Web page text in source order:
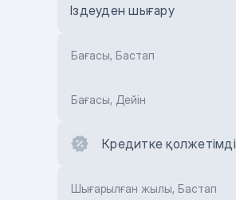
Іздеуден шығару
Бағасы, Бастап
Бағасы, Дейін
Кредитке қолжетімді
Шығарылған жылы, Бастап